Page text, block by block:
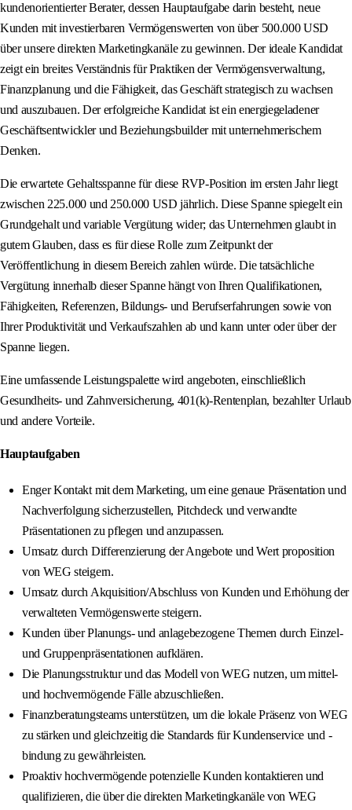
kundenorientierter Berater, dessen Hauptaufgabe darin besteht, neue
Kunden mit investierbaren Vermögenswerten von über 500.000 USD
über unsere direkten Marketingkanäle zu gewinnen. Der ideale Kandidat
zeigt ein breites Verständnis für Praktiken der Vermögensverwaltung,
Finanzplanung und die Fähigkeit, das Geschäft strategisch zu wachsen
und auszubauen. Der erfolgreiche Kandidat ist ein energiegeladener
Geschäftsentwickler und Beziehungsbuilder mit unternehmerischem
Denken.
Die erwartete Gehaltsspanne für diese RVP-Position im ersten Jahr liegt
zwischen 225.000 und 250.000 USD jährlich. Diese Spanne spiegelt ein
Grundgehalt und variable Vergütung wider; das Unternehmen glaubt in
gutem Glauben, dass es für diese Rolle zum Zeitpunkt der
Veröffentlichung in diesem Bereich zahlen würde. Die tatsächliche
Vergütung innerhalb dieser Spanne hängt von Ihren Qualifikationen,
Fähigkeiten, Referenzen, Bildungs- und Berufserfahrungen sowie von
Ihrer Produktivität und Verkaufszahlen ab und kann unter oder über der
Spanne liegen.
Eine umfassende Leistungspalette wird angeboten, einschließlich
Gesundheits- und Zahnversicherung, 401(k)-Rentenplan, bezahlter Urlaub
und andere Vorteile.
Hauptaufgaben
Enger Kontakt mit dem Marketing, um eine genaue Präsentation und
Nachverfolgung sicherzustellen, Pitchdeck und verwandte
Präsentationen zu pflegen und anzupassen.
Umsatz durch Differenzierung der Angebote und Wert proposition
von WEG steigern.
Umsatz durch Akquisition/Abschluss von Kunden und Erhöhung der
verwalteten Vermögenswerte steigern.
Kunden über Planungs- und anlagebezogene Themen durch Einzel-
und Gruppenpräsentationen aufklären.
Die Planungsstruktur und das Modell von WEG nutzen, um mittel-
und hochvermögende Fälle abzuschließen.
Finanzberatungsteams unterstützen, um die lokale Präsenz von WEG
zu stärken und gleichzeitig die Standards für Kundenservice und -
bindung zu gewährleisten.
Proaktiv hochvermögende potenzielle Kunden kontaktieren und
qualifizieren, die über die direkten Marketingkanäle von WEG